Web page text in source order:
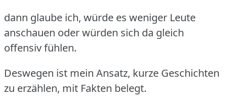
dann glaube ich, würde es weniger Leute
anschauen oder würden sich da gleich
offensiv fühlen.
Deswegen ist mein Ansatz, kurze Geschichten
zu erzählen, mit Fakten belegt.